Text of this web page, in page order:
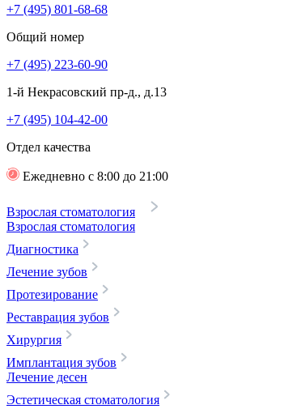
+7 (495) 801-68-68
Общий номер
+7 (495) 223-60-90
1-й Некрасовский пр-д., д.13
+7 (495) 104-42-00
Отдел качества
Ежедневно с 8:00 до 21:00
Взрослая стоматология
Взрослая стоматология
Диагностика
Лечение зубов
Протезирование
Реставрация зубов
Хирургия
Имплантация зубов
Лечение десен
Эстетическая стоматология